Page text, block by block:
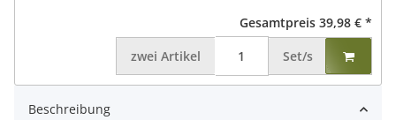
Gesamtpreis 39,98 € *
zwei Artikel Set/s
Beschreibung